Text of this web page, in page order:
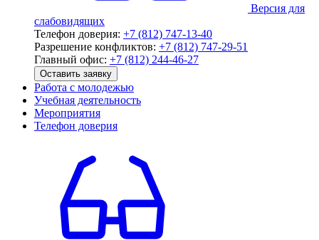
Версия для
слабовидящих
Телефон доверия: +7 (812) 747-13-40
Разрешение конфликтов: +7 (812) 747-29-51
Главный офис: +7 (812) 244-46-27
Оставить заявку
Работа с молодежью
Учебная деятельность
Мероприятия
Телефон доверия